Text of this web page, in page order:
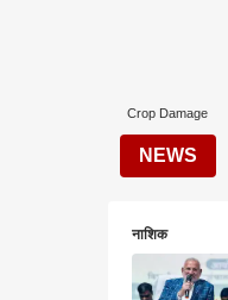
Crop Damage
NEWS
नाशिक